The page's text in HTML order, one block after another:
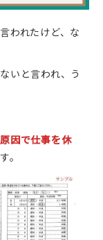
われたけど、な
いと言われ、う
因で仕事を休
。